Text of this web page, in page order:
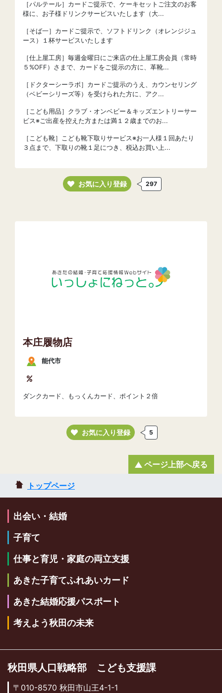
［パルテール］カードご提示で、ケーキセットご注文のお客
様に、お子様ドリンクサービスいたします（大...
［そば一］カードご提示で、ソフトドリンク（オレンジジュ
ース）１杯サービスいたします
［仕上屋工房］毎週金曜日にご来店の仕上屋工房会員（常時
５%OFF）さまで、カードをご提示の方に、革靴...
［ドクターシーラボ］カードご提示のうえ、カウンセリング
（ベビーシリーズ等）を受けられた方に、アク...
［こども用品］クラブ・オンベビー＆キッズエントリーサー
ビス※ご出産を控えた方または満１２歳までのお...
［こども靴］こども靴下取りサービス※お一人様１回あたり
３点まで、下取りの靴１足につき、税込お買い上...
お気に入り登録 297
本庄履物店
能代市
ダンクカード、もっくんカード、ポイント２倍
お気に入り登録 5
トップページ
ページ上部へ戻る
出会い・結婚
子育て
仕事と育児・家庭の両立支援
あきた子育てふれあいカード
あきた結婚応援パスポート
考えよう秋田の未来
秋田県人口戦略部 こども支援課
〒010-8570 秋田市山王4-1-1